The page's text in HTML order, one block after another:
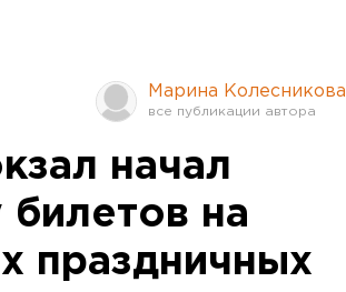
Марина Колесникова
начал
на
праздничных